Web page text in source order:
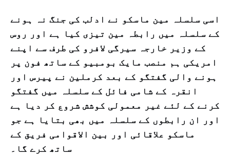
اسی سلسلہ مین ماسکو نے ادلب کی جنگ نہ ہونے
کے سلسلہ میں رابطہ مین تیزی کیا ہے اور روس
کے وزیر خارجہ سیرگی لافرو کی طرف سے اپنے
امریکی ہم منصب مایک بومبیو کے ساتھ فون پر
ہونے والی گفتگو کے بعد کرملین نے پیرس اور
انقرہ کے شامی فائل کے سلسلہ میں گفتگو
کرنے کے لئے غیر معمولی کوشش شروع کر دیا ہے
اور ان رابطوں کے سلسلہ میں بھی بتایا ہے جو
ماسکو علاقائی اور بین الاقوامی فریق کے
ساتھ کرے گا۔